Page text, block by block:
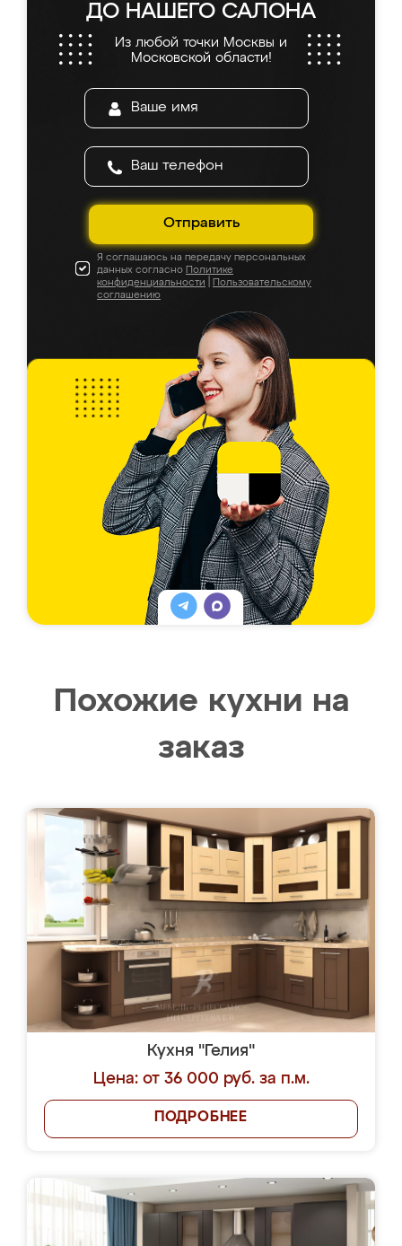
ДО НАШЕГО САЛОНА
Из любой точки Москвы и
Московской области!
Отправить
Я соглашаюсь на передачу персональных
данных согласно Политике
конфиденциальности
Пользовательскому
соглашению
Похожие кухни на
заказ
Кухня "Гелия"
Цена: от 36 000 руб. за п.м.
ПОДРОБНЕЕ